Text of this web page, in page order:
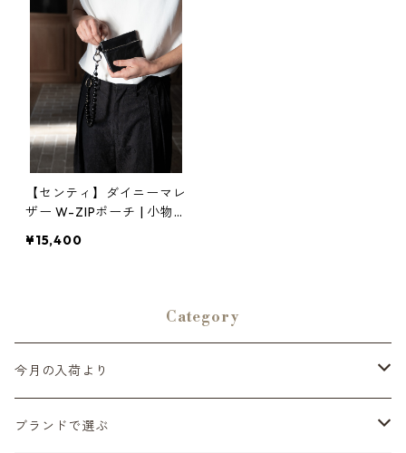
【センティ】ダイニーマレ
ザー W-ZIPポーチ | 小物
| [INASENA(イナセナ)]
¥15,400
Category
今月の入荷より
6月の入荷便り
ブランドで選ぶ